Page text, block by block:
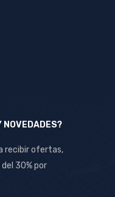
NOVEDADES?
recibir ofertas,
30% por